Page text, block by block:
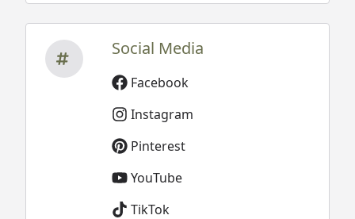
Social Media
Facebook
Instagram
Pinterest
YouTube
TikTok